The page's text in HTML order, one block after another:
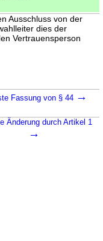
Ausschluss von der
dies der
Vertrauensperson
Fassung von § 44 →
Änderung durch Artikel 1
→